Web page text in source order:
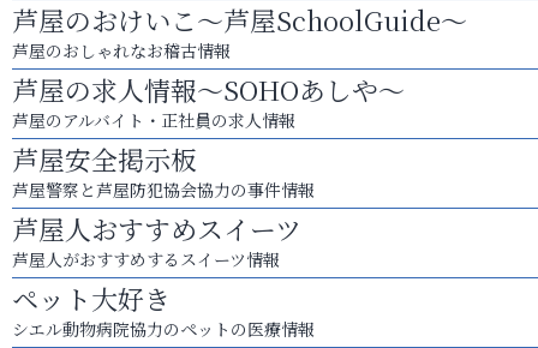
芦屋のおけいこ～芦屋SchoolGuide～
芦屋のおしゃれなお稽古情報
芦屋の求人情報～SOHOあしや～
芦屋のアルバイト・正社員の求人情報
芦屋安全掲示板
芦屋警察と芦屋防犯協会協力の事件情報
芦屋人おすすめスイーツ
芦屋人がおすすめするスイーツ情報
ペット大好き
シエル動物病院協力のペットの医療情報